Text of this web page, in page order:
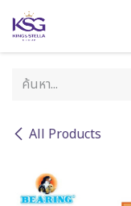
Skip to Content
All Products